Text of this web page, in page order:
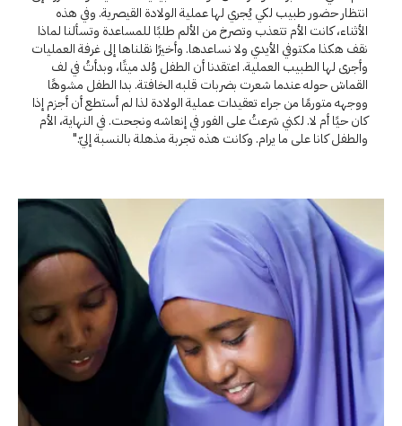
انتظار حضور طبيب لكي يُجري لها عملية الولادة القيصرية. وفي هذه
الأثناء، كانت الأم تتعذب وتصرخ من الألم طلبًا للمساعدة وتسألنا لماذا
نقف هكذا مكتوفي الأيدي ولا نساعدها. وأخيرًا نقلناها إلى غرفة العمليات
وأجرى لها الطبيب العملية. اعتقدنا أن الطفل وُلد ميتًا، وبدأتُ في لف
القماش حوله عندما شعرت بضربات قلبه الخافتة. بدا الطفل مشوهًا
ووجهه متورمًا من جراء تعقيدات عملية الولادة لذا لم أستطع أن أجزم إذا
كان حيًا أم لا. لكني شرعتُ على الفور في إنعاشه ونجحت. في النهاية، الأم
والطفل كانا على ما يرام. وكانت هذه تجربة مذهلة بالنسبة إليّ."